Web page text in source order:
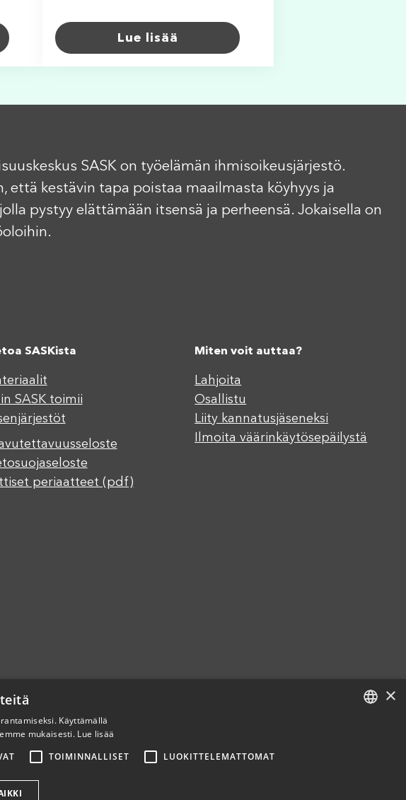
Lue lisää
SASK on työelämän ihmisoikeusjärjestö.
että kestävin tapa poistaa maailmasta köyhyys ja
pystyy elättämään itsensä ja perheensä. Jokaisella on
SASKista
SASK toimii
periaatteet (pdf)
Miten voit auttaa?
Lahjoita
Osallistu
Liity kannatusjäseneksi
Ilmoita väärinkäytösepäilystä
×
Käyttämällä
mukaisesti. Lue lisää
TOIMINNALLISET LUOKITTELEMATTOMAT